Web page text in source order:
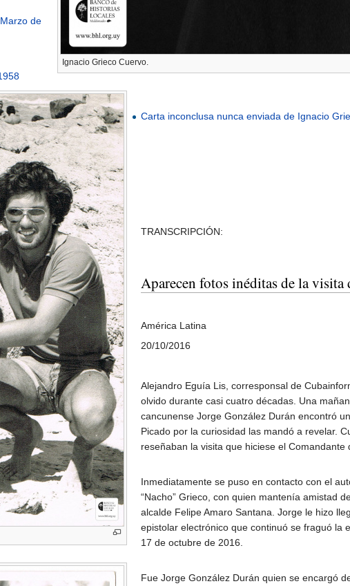
Ignacio Grieco Cuervo.
de
Carta inconclusa nunca enviada de Ignacio
TRANSCRIPCIÓN:
Aparecen fotos inéditas de la
América Latina
20/10/2016
Alejandro Eguía Lis, corresponsal de
olvido durante casi cuatro décadas. Una
cancunense Jorge González Durán encontró
Picado por la curiosidad las mandó a revelar.
reseñaban la visita que hiciese el
Inmediatamente se puso en contacto con el
“Nacho” Grieco, con quien mantenía amistad
alcalde Felipe Amaro Santana. Jorge le hizo
epistolar electrónico que continuó se fraguó la
17 de octubre de 2016.
Fue Jorge González Durán quien se encargó